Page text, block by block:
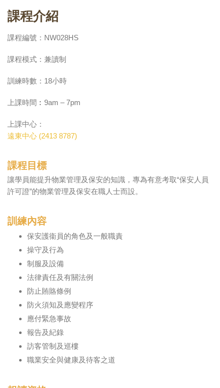
課程介紹
課程編號：NW028HS
課程模式：兼讀制
訓練時數：18小時
上課時間︰9am – 7pm
上課中心：
遠東中心 (2413 8787)
課程目標
讓學員能提升物業管理及保安的知識，專為有意考取“保安人員
許可證”的物業管理及保安在職人士而設。
訓練內容
保安護衞員的角色及一般職責
操守及行為
制服及設備
法律責任及有關法例
防止賄賂條例
防火須知及應變程序
應付緊急事故
報告及紀錄
訪客管制及巡樓
職業安全與健康及待客之道